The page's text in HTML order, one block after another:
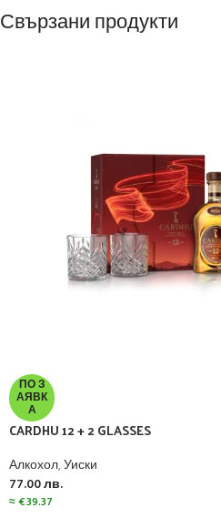
Свързани продукти
ПО З
АЯВК
А
CARDHU 12 + 2 GLASSES
Алкохол,Уиски
77.00лв.
≈€39.37